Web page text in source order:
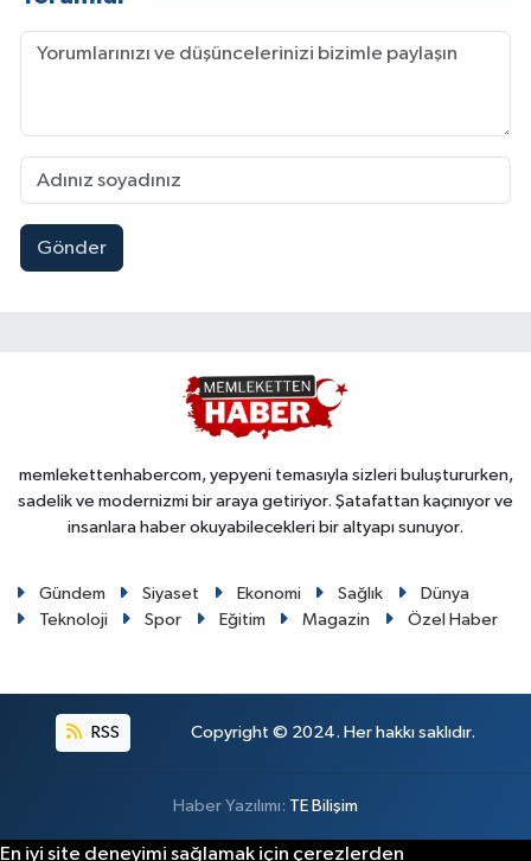
Gönder
memlekettenhabercom, yepyeni temasıyla sizleri buluştururken,
sadelik ve modernizmi bir araya getiriyor. Şatafattan kaçınıyor ve
insanlara haber okuyabilecekleri bir altyapı sunuyor.
Gündem Siyaset Ekonomi Sağlık
Dünya
Teknoloji
Spor Eğitim Magazin Özel Haber
RSS Copyright © 2024. Her hakkı saklıdır.
Haber Yazılımı: TE Bilişim
En iyi site deneyimi sağlamak için çerezlerden